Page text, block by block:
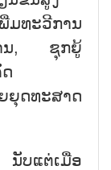
ທະວີການ
ານ, ຊຸກຍູ້
ດທະສາດ
ນັບແຕ່ເມື່ອ